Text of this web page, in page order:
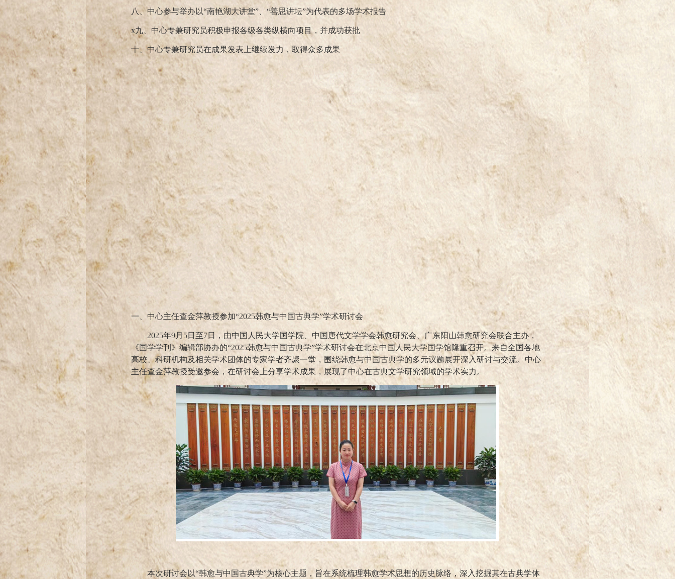
八、中心参与举办以“南艳湖大讲堂”、“善思讲坛”为代表的多场学术报告
x九、中心专兼研究员积极申报各级各类纵横向项目，并成功获批
十、中心专兼研究员在成果发表上继续发力，取得众多成果
一、中心主任查金萍教授参加“2025韩愈与中国古典学”学术研讨会
2025年9月 5日至7日，由中国人民大学国学院、中国唐代文学学会韩愈研究会、广东阳山韩愈研究会联合主办，
《国学学刊》编辑部协办的“2025韩愈与中国古典学”学术研讨会在北京中国人民大学国学馆隆重召开。来自全国各地
高校、科研机构及相关学术团体的专家学者齐聚一堂，围绕韩愈与中国古典学的多元议题展开深入研讨与交流。中心
主任查金萍教授受邀参会，在研讨会上分享学术成果，展现了中心在古典文学研究领域的学术实力。
本次研讨会以“韩愈与中国古典学”为核心主题，旨在系统梳理韩愈学术思想的历史脉络，深入挖掘其在古典学体